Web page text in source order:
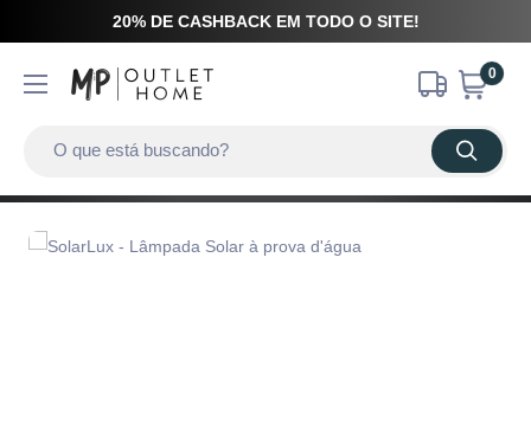
20% DE CASHBACK EM TODO O SITE!
0